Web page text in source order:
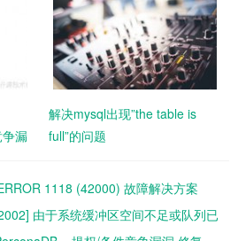
漏
解决mysql出现”the table is
full”的问题
1118 (42000) 故障解决方案
由于系统缓冲区空间不足或队列已